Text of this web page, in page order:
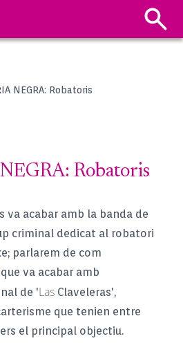
NEGRA: Robatoris
Robatoris
va acabar amb la banda de
criminal dedicat al robatori
parlarem de com
va acabar amb
de 'Las Claveleras',
que tenien entre
el principal objectiu.